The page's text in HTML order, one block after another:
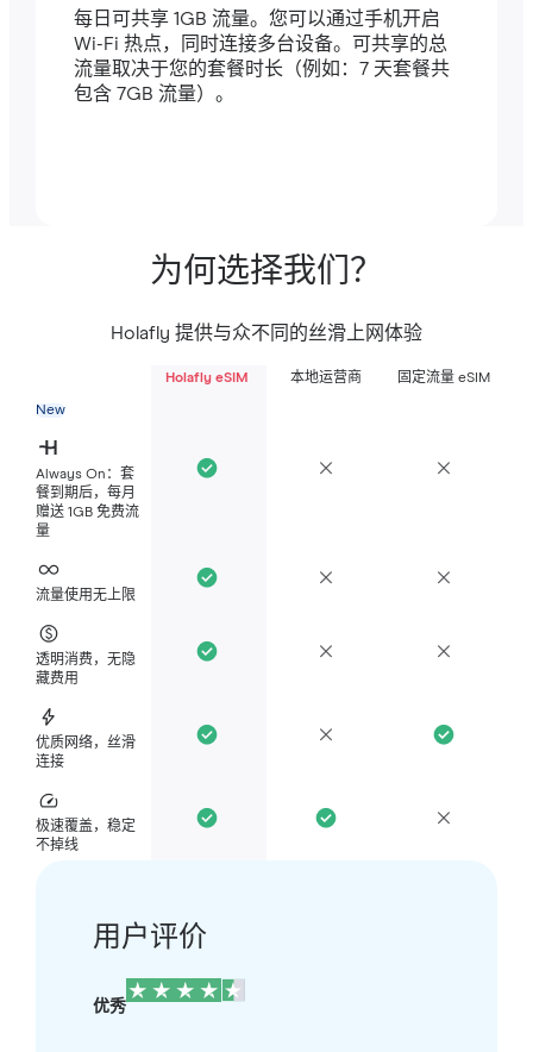
每日可共享 1GB 流量。您可以通过手机开启
Wi-Fi 热点，同时连接多台设备。可共享的总
流量取决于您的套餐时长（例如：7 天套餐共
包含 7GB 流量）。
为何选择我们？
Holafly 提供与众不同的丝滑上网体验
Holafly eSIM 本地运营商 固定流量 eSIM
New
Always On：套
餐到期后，每月
赠送 1GB 免费流
量
流量使用无上限
透明消费，无隐
藏费用
优质网络，丝滑
连接
极速覆盖，稳定
不掉线
用户评价
优秀